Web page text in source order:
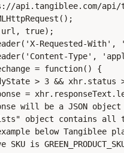
api/
url, true);
Requested-With',
Type',
= function() {
> 3 && xhr.status
=
will be a JSON
object contains all
below Tangiblee
SKU is